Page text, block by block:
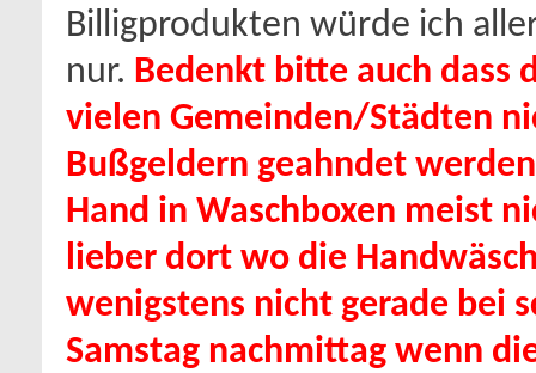
Billigprodukten würde ich
nur. Bedenkt bitte auch dass
vielen Gemeinden/Städten
Bußgeldern geahndet
Hand in Waschboxen meist
lieber dort wo die
wenigstens nicht gerade bei
Samstag nachmittag wenn